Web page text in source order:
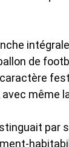
de
même
par